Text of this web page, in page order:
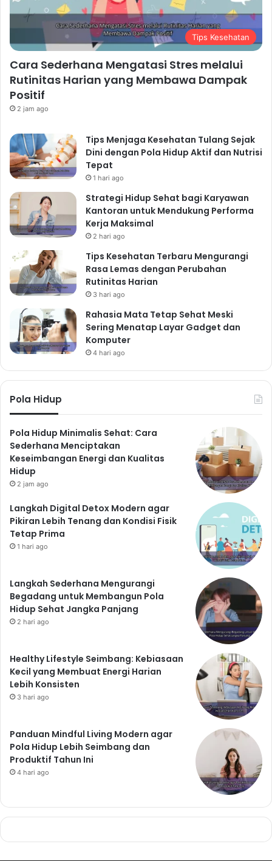
Tips Kesehatan
Cara Sederhana Mengatasi Stres melalui
Rutinitas Harian yang Membawa Dampak
Positif
2 jam ago
Tips Menjaga Kesehatan Tulang Sejak
Dini dengan Pola Hidup Aktif dan Nutrisi
Tepat
1 hari ago
Strategi Hidup Sehat bagi Karyawan
Kantoran untuk Mendukung Performa
Kerja Maksimal
2 hari ago
Tips Kesehatan Terbaru Mengurangi
Rasa Lemas dengan Perubahan
Rutinitas Harian
3 hari ago
Rahasia Mata Tetap Sehat Meski
Sering Menatap Layar Gadget dan
Komputer
4 hari ago
Pola Hidup
Pola Hidup Minimalis Sehat: Cara
Sederhana Menciptakan
Keseimbangan Energi dan Kualitas
Hidup
2 jam ago
Langkah Digital Detox Modern agar
Pikiran Lebih Tenang dan Kondisi Fisik
Tetap Prima
1 hari ago
Langkah Sederhana Mengurangi
Begadang untuk Membangun Pola
Hidup Sehat Jangka Panjang
2 hari ago
Healthy Lifestyle Seimbang: Kebiasaan
Kecil yang Membuat Energi Harian
Lebih Konsisten
3 hari ago
Panduan Mindful Living Modern agar
Pola Hidup Lebih Seimbang dan
Produktif Tahun Ini
4 hari ago